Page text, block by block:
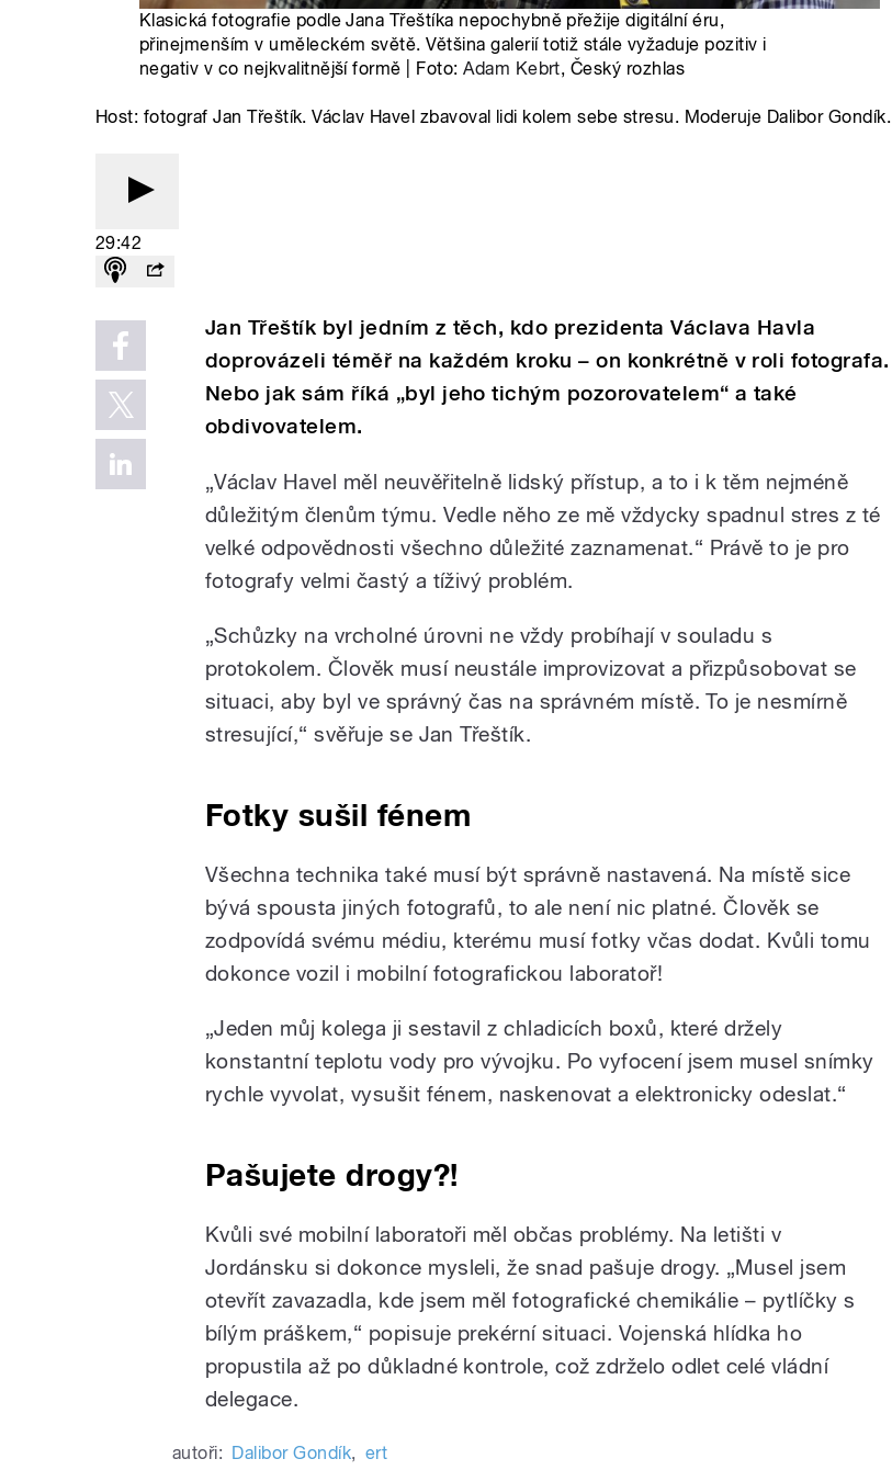
Klasická fotografie podle Jana Třeštíka nepochybně přežije digitální éru,
přinejmenším v uměleckém světě. Většina galerií totiž stále vyžaduje pozitiv i
negativ v co nejkvalitnější formě | Foto:Adam Kebrt, Český rozhlas
Host: fotograf Jan Třeštík. Václav Havel zbavoval lidi kolem sebe stresu. Moderuje Dalibor Gondík.
29:42
Jan Třeštík byl jedním z těch, kdo prezidenta Václava Havla
doprovázeli téměř na každém kroku – on konkrétně v roli fotografa.
Nebo jak sám říká „byl jeho tichým pozorovatelem“ a také
obdivovatelem.
„Václav Havel měl neuvěřitelně lidský přístup, a to i k těm nejméně
důležitým členům týmu. Vedle něho ze mě vždycky spadnul stres z té
velké odpovědnosti všechno důležité zaznamenat.“ Právě to je pro
fotografy velmi častý a tíživý problém.
„Schůzky na vrcholné úrovni ne vždy probíhají v souladu s
protokolem. Člověk musí neustále improvizovat a přizpůsobovat se
situaci, aby byl ve správný čas na správném místě. To je nesmírně
stresující,“ svěřuje se Jan Třeštík.
Fotky sušil fénem
Všechna technika také musí být správně nastavená. Na místě sice
bývá spousta jiných fotografů, to ale není nic platné. Člověk se
zodpovídá svému médiu, kterému musí fotky včas dodat. Kvůli tomu
dokonce vozil i mobilní fotografickou laboratoř!
„Jeden můj kolega ji sestavil z chladicích boxů, které držely
konstantní teplotu vody pro vývojku. Po vyfocení jsem musel snímky
rychle vyvolat, vysušit fénem, naskenovat a elektronicky odeslat.“
Pašujete drogy?!
Kvůli své mobilní laboratoři měl občas problémy. Na letišti v
Jordánsku si dokonce mysleli, že snad pašuje drogy. „Musel jsem
otevřít zavazadla, kde jsem měl fotografické chemikálie – pytlíčky s
bílým práškem,“ popisuje prekérní situaci. Vojenská hlídka ho
propustila až po důkladné kontrole, což zdrželo odlet celé vládní
delegace.
autoři: Dalibor Gondík, ert